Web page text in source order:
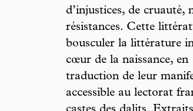
d’injustices, de cruauté,
résistances. Cette
bousculer la littérature
cœur de la naissance,
traduction de leur
accessible au lectorat